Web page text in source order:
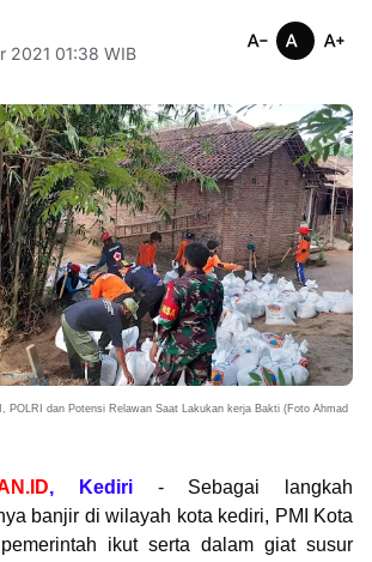
2021 01:38 WIB
POLRI dan Potensi Relawan Saat Lakukan kerja Bakti (Foto Ahmad
, Kediri- Sebagai langkah
banjir di wilayah kota kediri, PMI Kota
ikut serta dalam giat susur